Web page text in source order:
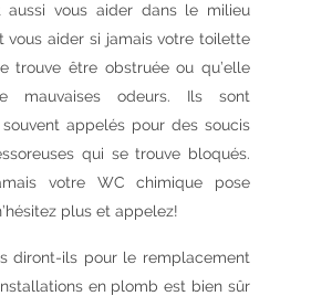
aussi vous aider dans le milieu
vous aider si jamais votre toilette
trouve être obstruée ou qu’elle
mauvaises odeurs. Ils sont
appelés pour des soucis
qui se trouve bloqués.
votre WC chimique pose
plus et appelez!
diront-ils pour le remplacement
en plomb est bien sûr